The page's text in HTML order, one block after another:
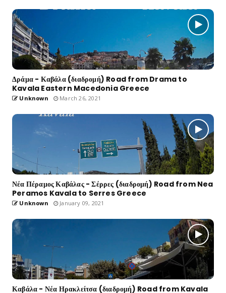
Δράμα - Καβάλα (διαδρομή) Road from Drama to
Kavala Eastern Macedonia Greece
Unknown March 26, 2021
Νέα Πέραμος Καβάλας - Σέρρες (διαδρομή) Road from Nea
Peramos Kavala to Serres Greece
Unknown January 09, 2021
Καβάλα - Νέα Ηρακλείτσα (διαδρομή) Road from Kavala